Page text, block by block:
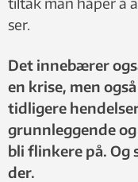
ser.
Det innebærer
en krise, men også
tidligere
grunnleggende
bli flinkere på. Og
der.